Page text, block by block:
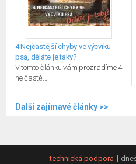
4 Nejčastější chyby ve výcviku
psa, děláte je taky?
V tomto článku vám prozradíme 4
nejčastě...
Další zajímavé články >>
technická podpora